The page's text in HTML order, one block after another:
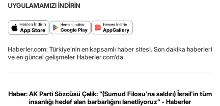
UYGULAMAMIZI İNDİRİN
Haberler.com: Türkiye’nin en kapsamlı haber sitesi. Son dakika haberleri
ve en güncel gelişmeler Haberler.com’da.
Haber: AK Parti Sözcüsü Çelik: "(Sumud Filosu'na saldırı) İsrail'in tüm
insanlığı hedef alan barbarlığını lanetliyoruz" - Haberler